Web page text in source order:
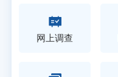
网上调查